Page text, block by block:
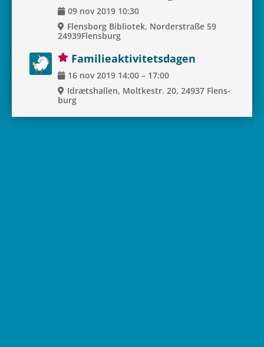
09 nov 2019 10:30
Flens­borg Bibli­o­tek, Nor­der­straße 59
24939Flensburg
Fami­lie­ak­ti­vi­tets­da­gen
16 nov 2019 14:00 – 17:00
Idræts­hal­len, Molt­ke­str. 20, 24937 Flens­
burg